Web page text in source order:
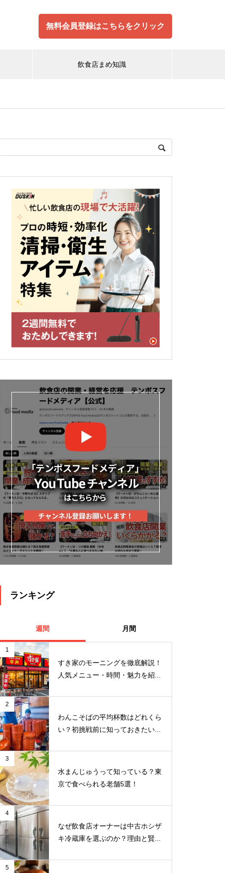
無料会員登録はこちらをクリック
飲食店まめ知識
ランキング
週間 月間
1
すき家のモーニングを徹底解説！
人気メニュー・時間・魅力を紹...
2
わんこそばの平均杯数はどれくら
い？初挑戦前に知っておきたい...
3
水まんじゅうって知っている？東
京で食べられる老舗5選！
4
なぜ飲食店オーナーは中古ホシザ
キ冷蔵庫を選ぶのか？理由と賢...
5